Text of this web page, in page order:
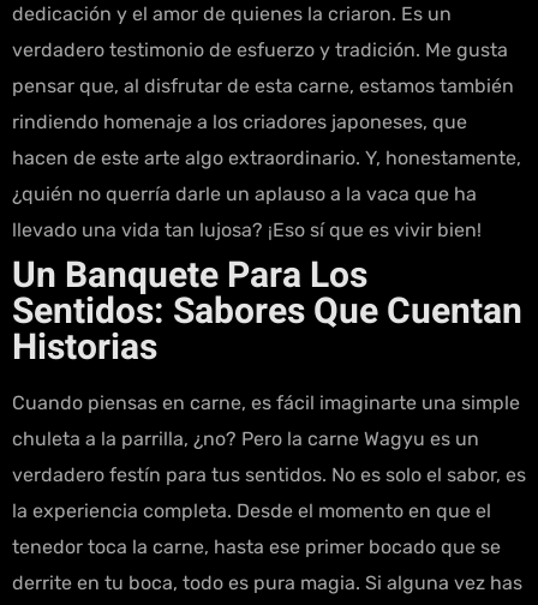
dedicación y el amor de quienes la criaron. Es un
verdadero testimonio de esfuerzo y tradición. Me gusta
pensar que, al disfrutar de esta carne, estamos también
rindiendo homenaje a los criadores japoneses, que
hacen de este arte algo extraordinario. Y, honestamente,
¿quién no querría darle un aplauso a la vaca que ha
llevado una vida tan lujosa? ¡Eso sí que es vivir bien!
Un Banquete Para Los
Sentidos: Sabores Que Cuentan
Historias
Cuando piensas en carne, es fácil imaginarte una simple
chuleta a la parrilla, ¿no? Pero la carne Wagyu es un
verdadero festín para tus sentidos. No es solo el sabor, es
la experiencia completa. Desde el momento en que el
tenedor toca la carne, hasta ese primer bocado que se
derrite en tu boca, todo es pura magia. Si alguna vez has